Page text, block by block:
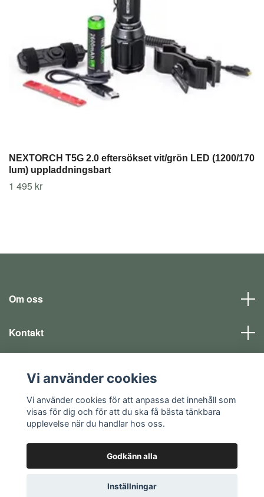
NEXTORCH T5G 2.0 eftersökset vit/grön LED (1200/170
lum) uppladdningsbart
1 495 kr
Om oss
Kontakt
Sociala medier
© 2026 EQ SHOP - allt för dina fritidsintressen
Vi använder cookies
Vi använder cookies för att anpassa det innehåll som
visas för dig och för att du ska få bästa tänkbara
upplevelse när du handlar hos oss.
Godkänn alla
Inställningar